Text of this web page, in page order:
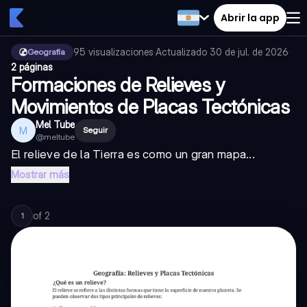
Abrir la app
Geografía 95 visualizaciones·Actualizado 30 de jul. de 2026·
2 páginas
Formaciones de Relieves y
Movimientos de Placas Tectónicas
M Mel Tube
@meltube
Seguir
El relieve de la Tierra es como un gran mapa...
Mostrar más
1 of 2